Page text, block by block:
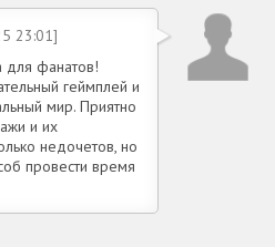
23:01]
для фанатов!
геймплей и
мир. Приятно
и их
недочетов, но
провести время